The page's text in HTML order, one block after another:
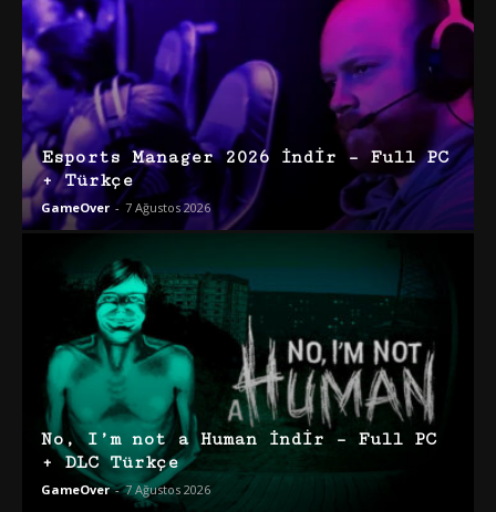
Esports Manager 2026 İndir – Full PC
+ Türkçe
GameOver - 7 Ağustos 2026
No, I’m not a Human İndir – Full PC
+ DLC Türkçe
GameOver - 7 Ağustos 2026